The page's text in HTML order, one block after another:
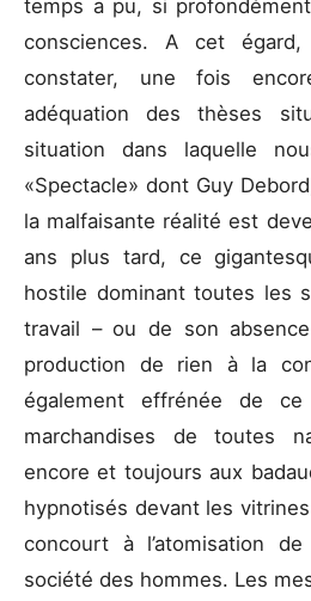
temps a pu, si
consciences. A cet
constater, une fois
adéquation des thèses
situation dans laquelle
«Spectacle» dont Guy
la malfaisante réalité est
ans plus tard, ce
hostile dominant toutes les
travail – ou de son
production de rien à la
également effrénée de
marchandises de toutes
encore et toujours aux
hypnotisés devant les
concourt à l’atomisation
société des hommes. Les